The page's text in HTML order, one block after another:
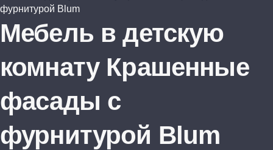
фурнитурой Blum
Мебель в детскую
комнату Крашенные
фасады с
фурнитурой Blum